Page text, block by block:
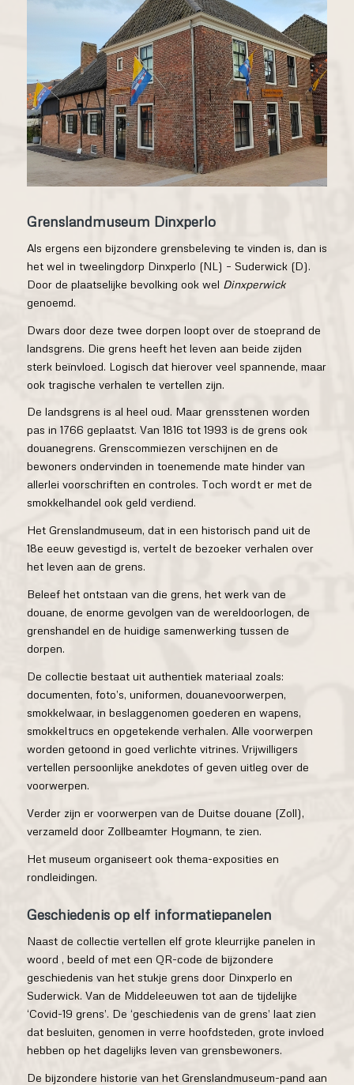
Grenslandmuseum Dinxperlo
Als ergens een bijzondere grensbeleving te vinden is, dan is
het wel in tweelingdorp Dinxperlo (NL) – Suderwick (D).
Door de plaatselijke bevolking ook wel Dinxperwick
genoemd.
Dwars door deze twee dorpen loopt over de stoeprand de
landsgrens. Die grens heeft het leven aan beide zijden
sterk beïnvloed. Logisch dat hierover veel spannende, maar
ook tragische verhalen te vertellen zijn.
De landsgrens is al heel oud. Maar grensstenen worden
pas in 1766 geplaatst. Van 1816 tot 1993 is de grens ook
douanegrens. Grenscommiezen verschijnen en de
bewoners ondervinden in toenemende mate hinder van
allerlei voorschriften en controles. Toch wordt er met de
smokkelhandel ook geld verdiend.
Het Grenslandmuseum, dat in een historisch pand uit de
18e eeuw gevestigd is, vertelt de bezoeker verhalen over
het leven aan de grens.
Beleef het ontstaan van die grens, het werk van de
douane, de enorme gevolgen van de wereldoorlogen, de
grenshandel en de huidige samenwerking tussen de
dorpen.
De collectie bestaat uit authentiek materiaal zoals:
documenten, foto’s, uniformen, douanevoorwerpen,
smokkelwaar, in beslaggenomen goederen en wapens,
smokkeltrucs en opgetekende verhalen. Alle voorwerpen
worden getoond in goed verlichte vitrines. Vrijwilligers
vertellen persoonlijke anekdotes of geven uitleg over de
voorwerpen.
Verder zijn er voorwerpen van de Duitse douane (Zoll),
verzameld door Zollbeamter Hoymann, te zien.
Het museum organiseert ook thema-exposities en
rondleidingen.
Geschiedenis op elf informatiepanelen
Naast de collectie vertellen elf grote kleurrijke panelen in
woord , beeld of met een QR-code de bijzondere
geschiedenis van het stukje grens door Dinxperlo en
Suderwick. Van de Middeleeuwen tot aan de tijdelijke
‘Covid-19 grens’. De ‘geschiedenis van de grens’ laat zien
dat besluiten, genomen in verre hoofdsteden, grote invloed
hebben op het dagelijks leven van grensbewoners.
De bijzondere historie van het Grenslandmuseum-pand aan